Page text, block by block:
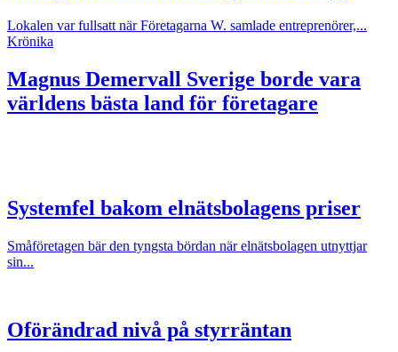
Lokalen var fullsatt när Företagarna W. samlade entreprenörer,...
Krönika
Magnus Demervall Sverige borde vara
världens bästa land för företagare
Systemfel bakom elnätsbolagens priser
Småföretagen bär den tyngsta bördan när elnätsbolagen utnyttjar
sin...
Oförändrad nivå på styrräntan